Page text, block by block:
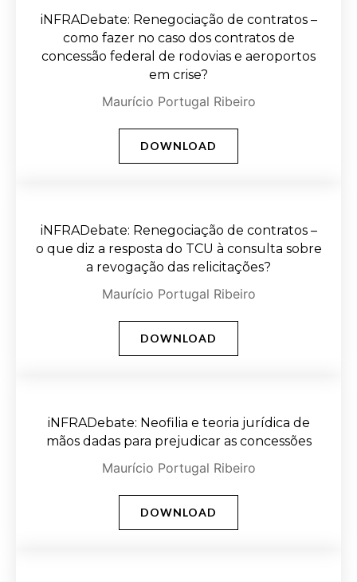
iNFRADebate: Renegociação de contratos –
como fazer no caso dos contratos de
concessão federal de rodovias e aeroportos
em crise?
Maurício Portugal Ribeiro
DOWNLOAD
iNFRADebate: Renegociação de contratos –
o que diz a resposta do TCU à consulta sobre
a revogação das relicitações?
Maurício Portugal Ribeiro
DOWNLOAD
iNFRADebate: Neofilia e teoria jurídica de
mãos dadas para prejudicar as concessões
Maurício Portugal Ribeiro
DOWNLOAD